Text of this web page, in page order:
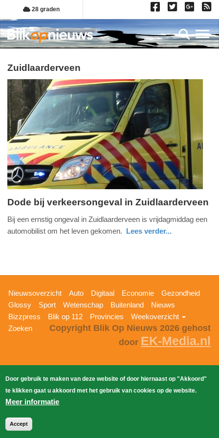
Overslaan
en
naar
de
gaan
28 graden
zuidlaarderveen
16.
Update:
16-
05-
2026
Dode bij verkeersongeval in Zuidlaarderveen
Bij een ernstig ongeval in Zuidlaarderveen is vrijdagmiddag een
automobilist om het leven gekomen. Lees verder...
Hoofdnavigatie
Nieuwsoverzicht Auto Digitaal Economie
Gezondheid
Glossy
Sport Wetenschap Buitenland
Nieuws
Bizzpress
Blik op 112 Provincies
Weekoverzicht
Zoeken
Copyright Blik Op Nieuws 2026 gehost
door EK-Media.nl
Door gebruik te maken van deze website of door hiernaast op "Akkoord"
te klikken gaat u akkoord met het gebruik van cookies op de website.
Meer informatie
Accept